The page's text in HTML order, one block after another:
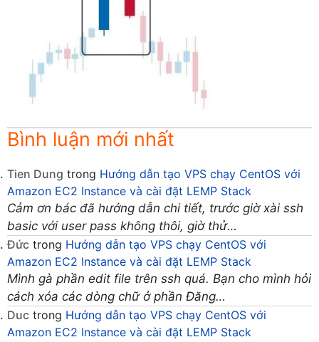
Bình luận mới nhất
Tien Dung trong Hướng dẫn tạo VPS chạy CentOS với
Amazon EC2 Instance và cài đặt LEMP Stack
Cảm ơn bác đã hướng dẫn chi tiết, trước giờ xài ssh
basic với user pass không thôi, giờ thử…
Đức trong Hướng dẫn tạo VPS chạy CentOS với
Amazon EC2 Instance và cài đặt LEMP Stack
Mình gà phần edit file trên ssh quá. Bạn cho mình hỏi
cách xóa các dòng chữ ở phần Đăng…
Duc trong Hướng dẫn tạo VPS chạy CentOS với
Amazon EC2 Instance và cài đặt LEMP Stack